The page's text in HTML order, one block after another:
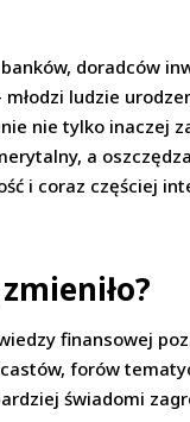
doradców
ludzie
nie tylko inaczej
a
i coraz częściej
finansowej
forów
świadomi